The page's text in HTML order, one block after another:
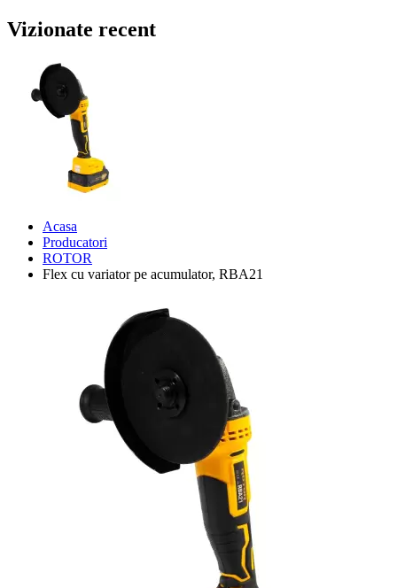
Vizionate recent
Acasa
Producatori
ROTOR
Flex cu variator pe acumulator, RBA21